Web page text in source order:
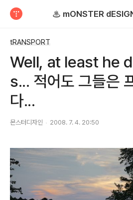
tRANSPORT
Well, at least he
s... 적어도 그들은
다...
몬스터디자인 2008. 7. 4. 20:50